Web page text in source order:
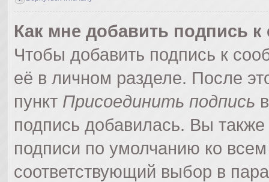
Как мне добавить подпись
Чтобы добавить подпись к
её в личном разделе. После
пункт Присоединить подпись
подпись добавилась. Вы
подписи по умолчанию ко
соответствующий выбор в